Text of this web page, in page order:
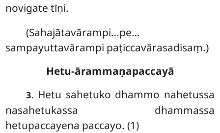
novigate tīṇi.
(Sahajātavārampi…pe…
sampayuttavārampi paṭiccavārasadisaṃ.)
Hetu-ārammaṇapaccayā
3. Hetu sahetuko dhammo nahetussa
nasahetukassa dhammassa
hetupaccayena paccayo. (1)